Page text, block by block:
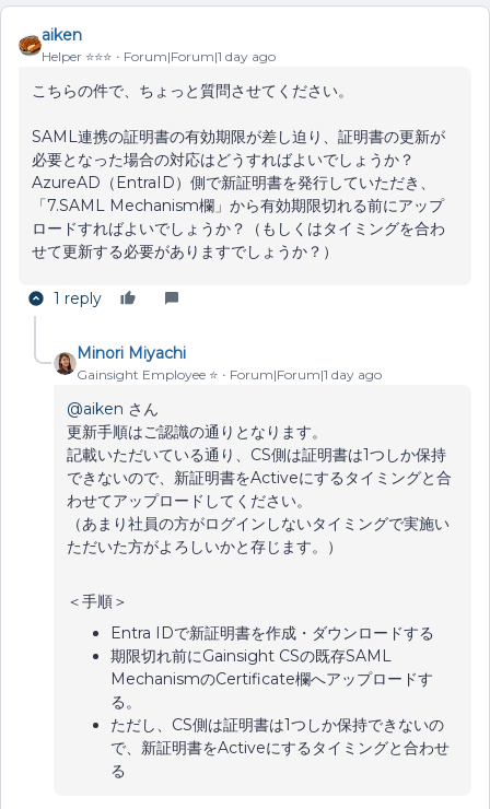
aiken
Helper ⭐️⭐️⭐️ Forum|Forum|1 day ago
こちらの件で、ちょっと質問させてください。
SAML連携の証明書の有効期限が差し迫り、証明書の更新が
必要となった場合の対応はどうすればよいでしょうか？
AzureAD（EntraID）側で新証明書を発行していただき、
「7.SAML Mechanism欄」から有効期限切れる前にアップ
ロードすればよいでしょうか？（もしくはタイミングを合わ
せて更新する必要がありますでしょうか？）
1 reply
Minori Miyachi
Gainsight Employee ⭐️ Forum|Forum|1 day ago
@aiken さん
更新手順はご認識の通りとなります。
記載いただいている通り、CS側は証明書は1つしか保持
できないので、新証明書をActiveにするタイミングと合
わせてアップロードしてください。
（あまり社員の方がログインしないタイミングで実施い
ただいた方がよろしいかと存じます。）
＜手順＞
Entra IDで新証明書を作成・ダウンロードする
期限切れ前にGainsight CSの既存SAML
MechanismのCertificate欄へアップロードす
る。
ただし、CS側は証明書は1つしか保持できないの
で、新証明書をActiveにするタイミングと合わせ
る